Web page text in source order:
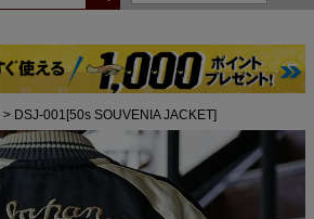
DSJ-001[50s SOUVENIA JACKET]